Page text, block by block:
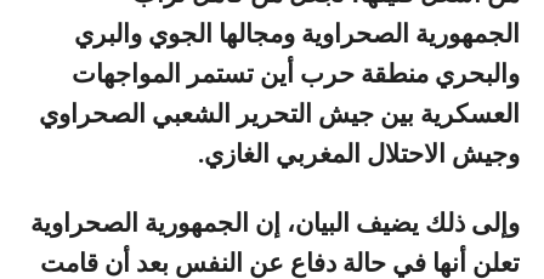
الجمهورية الصحراوية ومجالها الجوي والبري
والبحري منطقة حرب أين تستمر المواجهات
العسكرية بين جيش التحرير الشعبي الصحراوي
وجيش الاحتلال المغربي الغازي.
وإلى ذلك يضيف البيان، إن الجمهورية الصحراوية
تعلن أنها في حالة دفاع عن النفس بعد أن قامت